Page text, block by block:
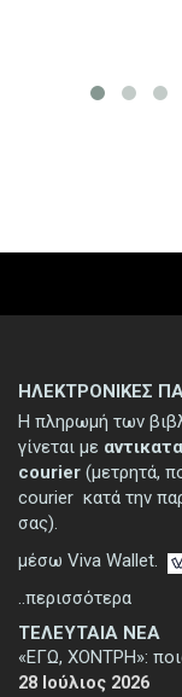
ΤΕΛΕΥΤΑΙΑ ΝΕΑ
«ΕΓΩ, ΧΟΝΤΡΗ»:
28 Ιούλιος 2026
ΗΛΕΚΤΡΟΝΙΚΕΣ
Η πληρωμή των
γίνεται με
courier (μετρητά,
courier κατά την
σας).
μέσω Viva Wallet.
..περισσότερα